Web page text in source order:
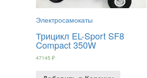
Электросамокаты
Трицикл EL-Sport SF8
Compact 350W
47145₽